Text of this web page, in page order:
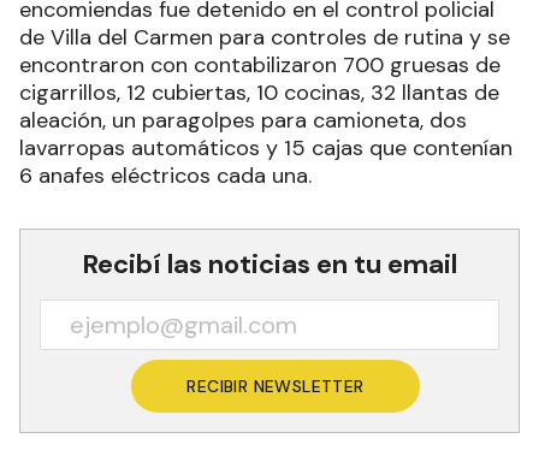
encomiendas fue detenido en el control policial
de Villa del Carmen para controles de rutina y se
encontraron con contabilizaron 700 gruesas de
cigarrillos, 12 cubiertas, 10 cocinas, 32 llantas de
aleación, un paragolpes para camioneta, dos
lavarropas automáticos y 15 cajas que contenían
6 anafes eléctricos cada una.
Recibí las noticias en tu email
RECIBIR NEWSLETTER